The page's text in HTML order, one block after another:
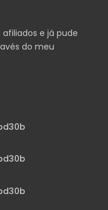
e já pude
do meu